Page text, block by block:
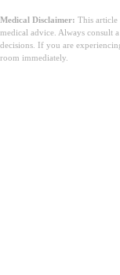
Medical Disclaimer: This article
medical advice. Always consult
decisions. If you are
room immediately.